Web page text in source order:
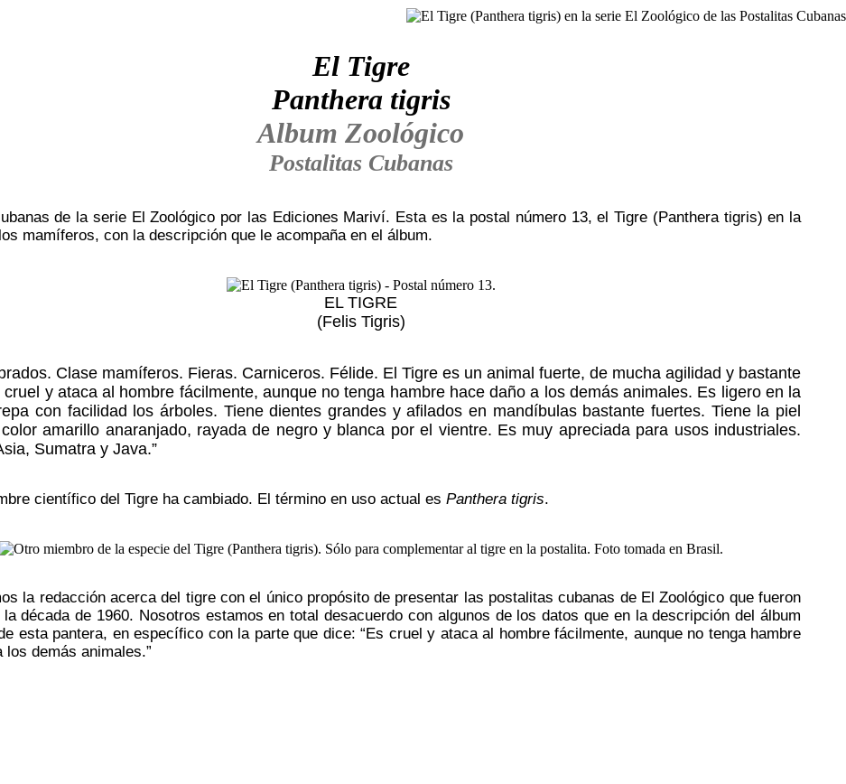
El Tigre
Panthera tigris
Album Zoológico
Postalitas Cubanas
de la serie El Zoológico por las Ediciones Mariví. Esta es la postal número 13, el Tigre (Panthera tigris) en la
mamíferos, con la descripción que le acompaña en el álbum.
EL TIGRE
(Felis Tigris)
Clase mamíferos. Fieras. Carniceros. Félide. El Tigre es un animal fuerte, de mucha agilidad y bastante
cruel y ataca al hombre fácilmente, aunque no tenga hambre hace daño a los demás animales. Es ligero en la
con facilidad los árboles. Tiene dientes grandes y afilados en mandíbulas bastante fuertes. Tiene la piel
color amarillo anaranjado, rayada de negro y blanca por el vientre. Es muy apreciada para usos industriales.
Sumatra y Java.”
científico del Tigre ha cambiado. El término en uso actual es Panthera tigris.
la redacción acerca del tigre con el único propósito de presentar las postalitas cubanas de El Zoológico que fueron
década de 1960. Nosotros estamos en total desacuerdo con algunos de los datos que en la descripción del álbum
esta pantera, en específico con la parte que dice: “Es cruel y ataca al hombre fácilmente, aunque no tenga hambre
los demás animales.”